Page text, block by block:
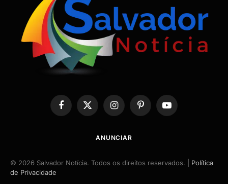
Facebook
X
InstagramPinterestYouTube
ANUNCIAR
© 2026 Salvador Notícia. Todos os direitos reservados. | Política
de Privacidade